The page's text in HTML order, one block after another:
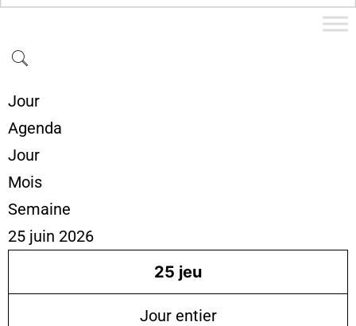
Jour
Agenda
Jour
Mois
Semaine
25 juin 2026
25 jeu
Jour entier